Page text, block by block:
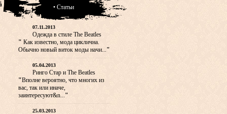
• Статьи
07.11.2013
Одежда в стиле The Beatles
" Как известно, мода циклична.
Обычно новый виток моды начи..."
05.04.2013
Ринго Стар и The Beatles
"Вполне вероятно, что многих из
вас, так или иначе,
заинтересуют&n..."
25.03.2013